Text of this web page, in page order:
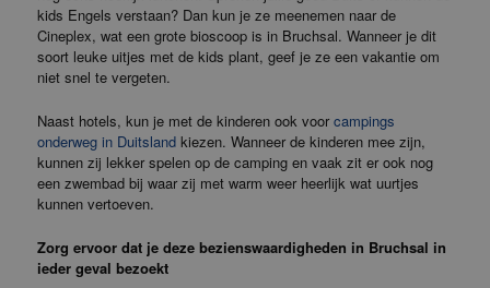
kids Engels verstaan? Dan kun je ze meenemen naar de
Cineplex, wat een grote bioscoop is in Bruchsal. Wanneer je dit
soort leuke uitjes met de kids plant, geef je ze een vakantie om
niet snel te vergeten.
Naast hotels, kun je met de kinderen ook voorcampings
onderweg in Duitsland kiezen. Wanneer de kinderen mee zijn,
kunnen zij lekker spelen op de camping en vaak zit er ook nog
een zwembad bij waar zij met warm weer heerlijk wat uurtjes
kunnen vertoeven.
Zorg ervoor dat je deze bezienswaardigheden in Bruchsal in
ieder geval bezoekt